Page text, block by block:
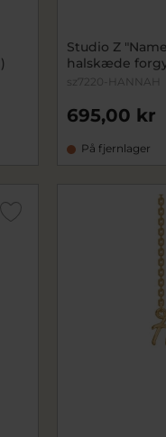
Studio Z
halskæde
sz7220-HANNAH
695,00 kr
På fjernlager